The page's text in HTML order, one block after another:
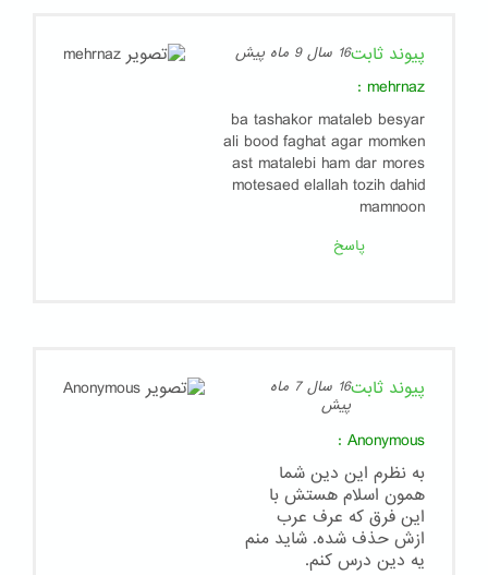
پیوند ثابت16 سال 9 ماه پیش
mehrnaz
:
ba tashakor mataleb besyar
ali bood faghat agar momken
ast matalebi ham dar mores
motesaed elallah tozih dahid
mamnoon
پاسخ
پیوند ثابت
16 سال 7 ماه
پیش
Anonymous
:
به نظرم این دین شما
همون اسلام هستش با
این فرق که عرف عرب
ازش حذف شده. شاید منم
یه دین درس کنم.